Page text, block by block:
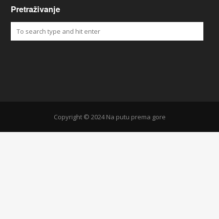
Pretraživanje
Copyright © 2024 Na putu prema gore